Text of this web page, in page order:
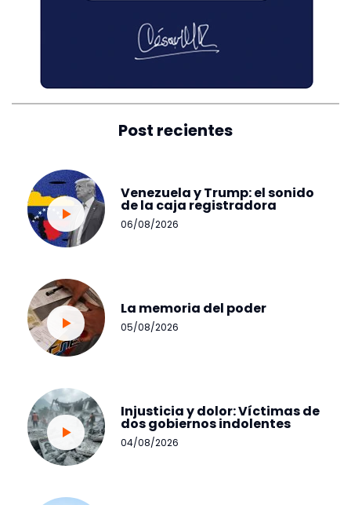
Post recientes
Venezuela y Trump: el sonido
de la caja registradora
06/08/2026
La memoria del poder
05/08/2026
Injusticia y dolor: Víctimas de
dos gobiernos indolentes
04/08/2026